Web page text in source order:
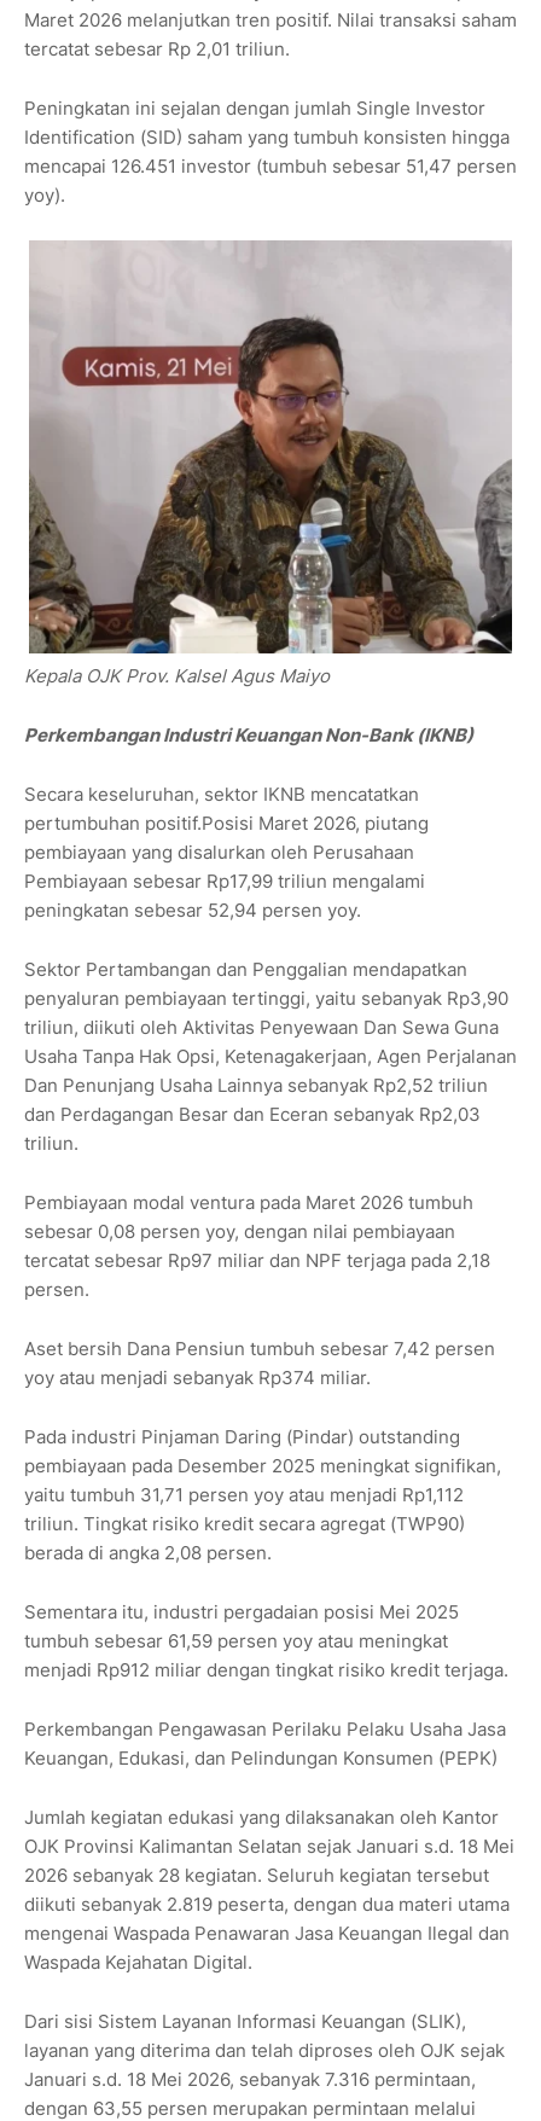
Maret 2026 melanjutkan tren positif. Nilai transaksi saham
tercatat sebesar Rp 2,01 triliun.
Peningkatan ini sejalan dengan jumlah Single Investor
Identification (SID) saham yang tumbuh konsisten hingga
mencapai 126.451 investor (tumbuh sebesar 51,47 persen
yoy).
Kepala OJK Prov. Kalsel Agus Maiyo
Perkembangan Industri Keuangan Non-Bank (IKNB)
Secara keseluruhan, sektor IKNB mencatatkan
pertumbuhan positif.Posisi Maret 2026, piutang
pembiayaan yang disalurkan oleh Perusahaan
Pembiayaan sebesar Rp17,99 triliun mengalami
peningkatan sebesar 52,94 persen yoy.
Sektor Pertambangan dan Penggalian mendapatkan
penyaluran pembiayaan tertinggi, yaitu sebanyak Rp3,90
triliun, diikuti oleh Aktivitas Penyewaan Dan Sewa Guna
Usaha Tanpa Hak Opsi, Ketenagakerjaan, Agen Perjalanan
Dan Penunjang Usaha Lainnya sebanyak Rp2,52 triliun
dan Perdagangan Besar dan Eceran sebanyak Rp2,03
triliun.
Pembiayaan modal ventura pada Maret 2026 tumbuh
sebesar 0,08 persen yoy, dengan nilai pembiayaan
tercatat sebesar Rp97 miliar dan NPF terjaga pada 2,18
persen.
Aset bersih Dana Pensiun tumbuh sebesar 7,42 persen
yoy atau menjadi sebanyak Rp374 miliar.
Pada industri Pinjaman Daring (Pindar) outstanding
pembiayaan pada Desember 2025 meningkat signifikan,
yaitu tumbuh 31,71 persen yoy atau menjadi Rp1,112
triliun. Tingkat risiko kredit secara agregat (TWP90)
berada di angka 2,08 persen.
Sementara itu, industri pergadaian posisi Mei 2025
tumbuh sebesar 61,59 persen yoy atau meningkat
menjadi Rp912 miliar dengan tingkat risiko kredit terjaga.
Perkembangan Pengawasan Perilaku Pelaku Usaha Jasa
Keuangan, Edukasi, dan Pelindungan Konsumen (PEPK)
Jumlah kegiatan edukasi yang dilaksanakan oleh Kantor
OJK Provinsi Kalimantan Selatan sejak Januari s.d. 18 Mei
2026 sebanyak 28 kegiatan. Seluruh kegiatan tersebut
diikuti sebanyak 2.819 peserta, dengan dua materi utama
mengenai Waspada Penawaran Jasa Keuangan Ilegal dan
Waspada Kejahatan Digital.
Dari sisi Sistem Layanan Informasi Keuangan (SLIK),
layanan yang diterima dan telah diproses oleh OJK sejak
Januari s.d. 18 Mei 2026, sebanyak 7.316 permintaan,
dengan 63,55 persen merupakan permintaan melalui